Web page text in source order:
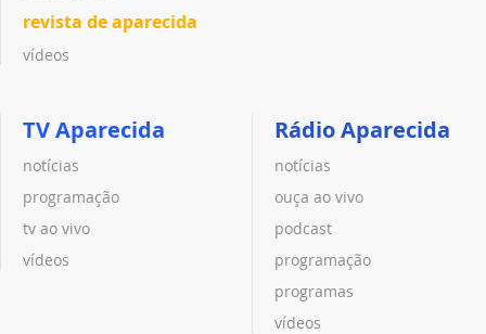
revista de aparecida
vídeos
TV Aparecida
notícias
programação
tv ao vivo
vídeos
Rádio Aparecida
notícias
ouça ao vivo
podcast
programação
programas
vídeos